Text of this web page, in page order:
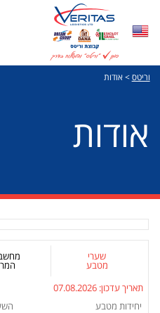
וריטס>אודות
אודות
שערי
מטבע
תאריך עדכון:07.08.2026
יחידות מטבע